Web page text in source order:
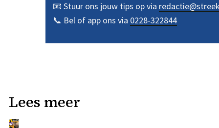
📧 Stuur ons jouw tips op via
📞 Bel of app ons via 0228-322844
Lees meer